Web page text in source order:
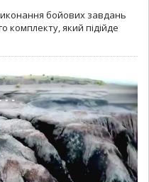
бойових завдань
комплекту, який підійде